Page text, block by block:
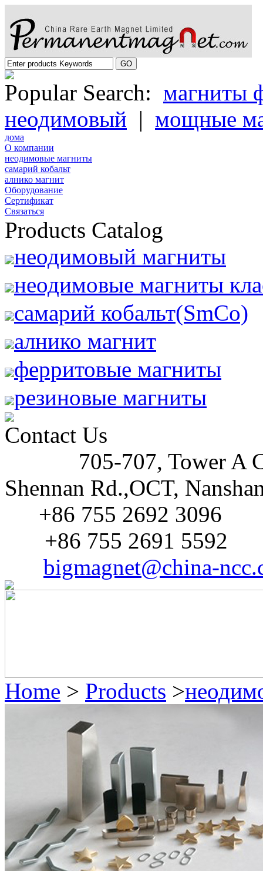
Popular Search: магниты
неодимовый | мощные
дома
О компании
неодимовые магниты
самарий кобальт
алнико магнит
Oборудование
Cертификат
Cвязаться
Products Catalog
неодимовый магниты
неодимовые магниты
самарий кобальт(SmCo)
алнико магнит
ферритовые магниты
резиновые магниты
Contact Us
705-707, Tower A
Shennan Rd.,OCT,
+86 755 2692 3096
+86 755 2691 5592
bigmagnet@china-
Home > Products >